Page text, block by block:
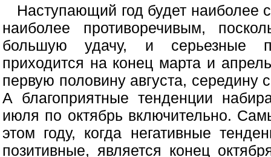
Наступающий год будет наиболее
наиболее противоречивым,
большую удачу, и серьезные
приходится на конец марта и
первую половину августа, середину
А благоприятные тенденции
июля по октябрь включительно.
этом году, когда негативные
позитивные, является конец